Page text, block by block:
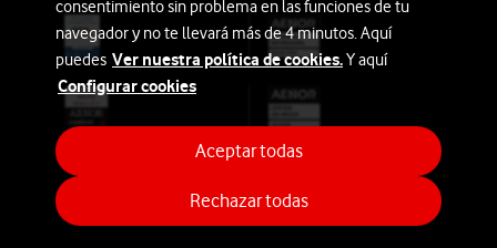
consentimiento sin problema en las funciones de tu
navegador y no te llevará más de 4 minutos. Aquí
puedes Ver nuestra política de cookies.Y aquí
Configurar cookies
Rechazar todas
Aceptar todas